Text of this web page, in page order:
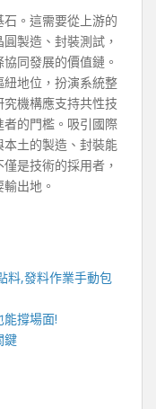
。這需要從上游的
製造、封裝測試，
同發展的價值鏈。
地位，扮演系統整
機構應支持共性技
的門檻。吸引國際
土的製造、封裝能
是技術的採用者，
出地。
料,發料作業手動包
能撐場面!
鍵